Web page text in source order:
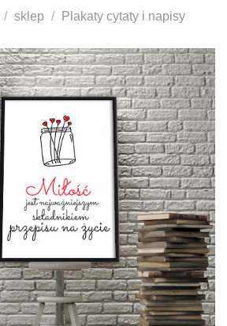
/ sklep / Plakaty cytaty i napisy